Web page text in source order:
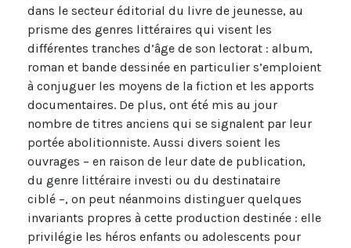
dans le secteur éditorial du livre de jeunesse, au
prisme des genres littéraires qui visent les
différentes tranches d’âge de son lectorat : album,
roman et bande dessinée en particulier s’emploient
à conjuguer les moyens de la fiction et les apports
documentaires. De plus, ont été mis au jour
nombre de titres anciens qui se signalent par leur
portée abolitionniste. Aussi divers soient les
ouvrages – en raison de leur date de publication,
du genre littéraire investi ou du destinataire
ciblé –, on peut néanmoins distinguer quelques
invariants propres à cette production destinée : elle
privilégie les héros enfants ou adolescents pour